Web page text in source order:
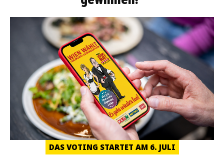
DAS VOTING STARTET AM 6. JULI